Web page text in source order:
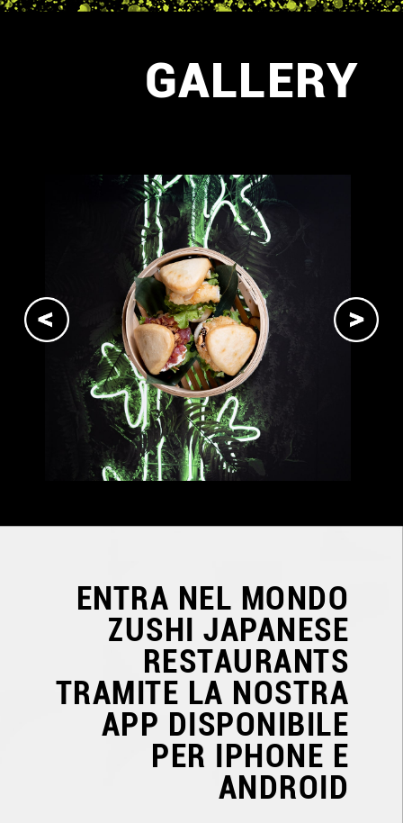
GALLERY
ENTRA NEL MONDO
ZUSHI JAPANESE
RESTAURANTS
TRAMITE LA NOSTRA
APP DISPONIBILE
PER IPHONE E
ANDROID